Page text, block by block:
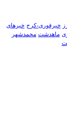
خبرفوری-کرج خبرهای
ماهدشت محمدشهر